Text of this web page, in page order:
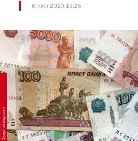
6 июл 2020 13:26
Фото: pixabay.com